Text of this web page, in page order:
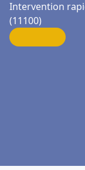
Intervention
(11100)